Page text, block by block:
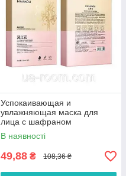
Успокаивающая и
увлажняющая маска для
лица с шафраном
FaYanKou,30 мл × 10 шт.
В наявності
49,88 ₴ 108,36 ₴